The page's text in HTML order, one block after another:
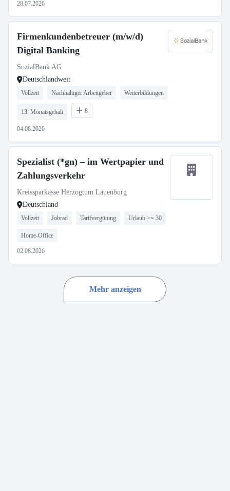
28.07.2026
Firmenkundenbetreuer (m/w/d)
Digital Banking
SozialBank AG
Deutschlandweit
Vollzeit Nachhaltiger Arbeitgeber Weiterbildungen
13. Monatsgehalt 8
04.08.2026
Spezialist (*gn) – im Wertpapier und
Zahlungsverkehr
Kreissparkasse Herzogtum Lauenburg
Deutschland
Vollzeit Jobrad Tarifvergütung Urlaub >= 30
Home-Office
02.08.2026
Mehr anzeigen